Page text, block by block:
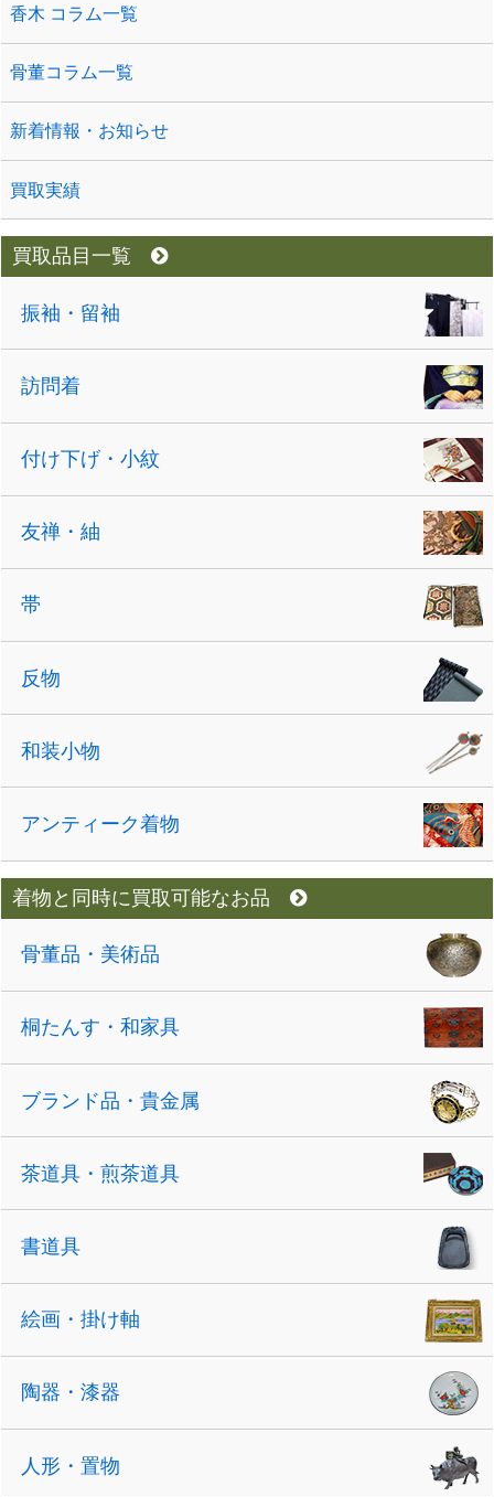
香木 コラム一覧
骨董コラム一覧
新着情報・お知らせ
買取実績
買取品目一覧
振袖・留袖
訪問着
付け下げ・小紋
友禅・紬
帯
反物
和装小物
アンティーク着物
着物と同時に買取可能なお品
骨董品・美術品
桐たんす・和家具
ブランド品・貴金属
茶道具・煎茶道具
書道具
絵画・掛け軸
陶器・漆器
人形・置物